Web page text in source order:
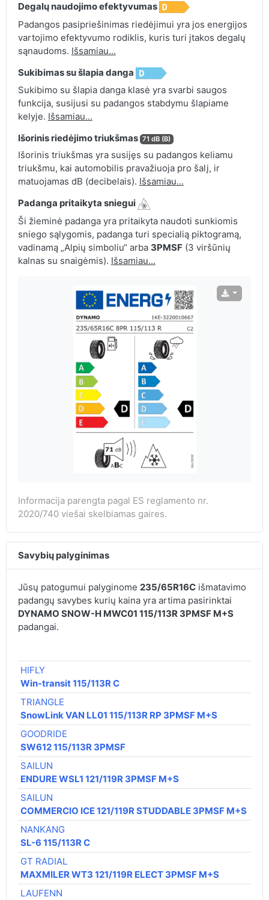
Degalų naudojimo efektyvumas
Padangos pasipriešinimas riedėjimui yra jos energijos
vartojimo efektyvumo rodiklis, kuris turi įtakos degalų
sąnaudoms. Išsamiau...
Sukibimas su šlapia danga
Sukibimo su šlapia danga klasė yra svarbi saugos
funkcija, susijusi su padangos stabdymu šlapiame
kelyje. Išsamiau...
Išorinis riedėjimo triukšmas 71 dB (B)
Išorinis triukšmas yra susijęs su padangos keliamu
triukšmu, kai automobilis pravažiuoja pro šalį, ir
matuojamas dB (decibelais). Išsamiau...
Padanga pritaikyta sniegui
Ši žieminė padanga yra pritaikyta naudoti sunkiomis
sniego sąlygomis, padanga turi specialią piktogramą,
vadinamą „Alpių simboliu“ arba 3PMSF(3 viršūnių
kalnas su snaigėmis). Išsamiau...
Informacija parengta pagal ES reglamento nr.
2020/740 viešai skelbiamas gaires.
Savybių palyginimas
Jūsų patogumui palyginome 235/65R16Cišmatavimo
padangų savybes kurių kaina yra artima pasirinktai
DYNAMO SNOW-H MWC01 115/113R 3PMSF M+S
padangai.
HIFLY
Win-transit 115/113R C
TRIANGLE
SnowLink VAN LL01 115/113R RP 3PMSF M+S
GOODRIDE
SW612 115/113R 3PMSF
SAILUN
ENDURE WSL1 121/119R 3PMSF M+S
SAILUN
COMMERCIO ICE 121/119R STUDDABLE 3PMSF M+S
NANKANG
SL-6 115/113R C
GT RADIAL
MAXMILER WT3 121/119R ELECT 3PMSF M+S
LAUFENN